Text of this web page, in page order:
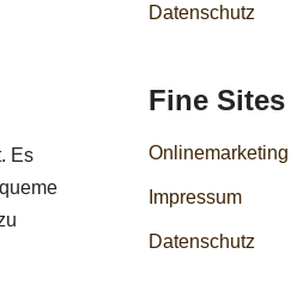
Es
Datenschutz
Fine Sites
Impressum
Datenschutz